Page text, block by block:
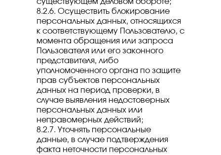
8.2.6. Осуществить блокирование
персональных данных, относящихся
к соответствующему Пользователю, с
момента обращения или запроса
Пользователя или его законного
представителя, либо
уполномоченного органа по защите
прав субъектов персональных
данных на период проверки, в
случае выявления недостоверных
персональных данных или
неправомерных действий;
8.2.7. Уточнять персональные
данные, в случае подтверждения
факта неточности персональных